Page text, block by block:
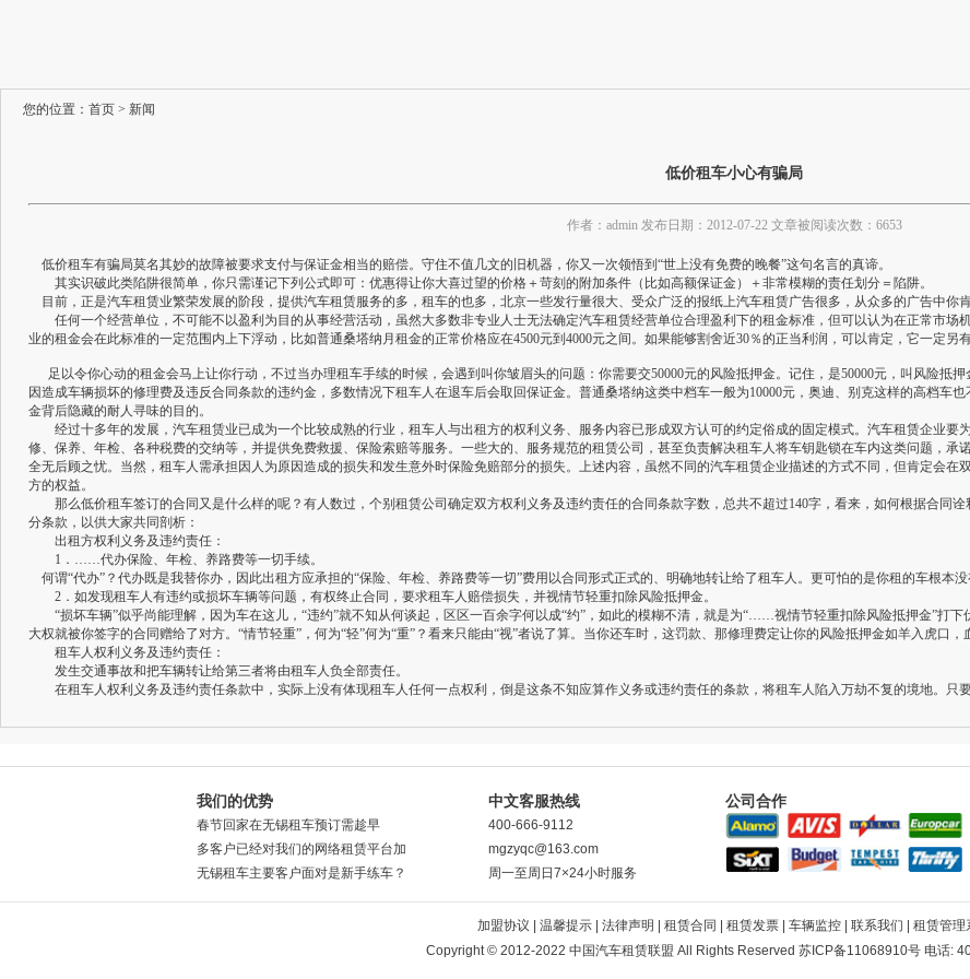
您的位置： 首页 > 新闻
低价租车小心有骗局
作者：admin 发布日期：2012-07-22 文章被阅读次数：6653
低价租车有骗局莫名其妙的故障被要求支付与保证金相当的赔偿。守住不值几文的旧机器，你又一次领悟到“世上没有免费的晚餐”这句名言的真谛。
其实识破此类陷阱很简单，你只需谨记下列公式即可：优惠得让你大喜过望的价格＋苛刻的附加条件（比如高额保证金）＋非常模糊的责任划分＝陷阱。
目前，正是汽车租赁业繁荣发展的阶段，提供汽车租赁服务的多，租车的也多，北京一些发行量很大、受众广泛的报纸上汽车租赁广告很多，从众多的广告中你
任何一个经营单位，不可能不以盈利为目的从事经营活动，虽然大多数非专业人士无法确定汽车租赁经营单位合理盈利下的租金标准，但可以认为在正常市场
业的租金会在此标准的一定范围内上下浮动，比如普通桑塔纳月租金的正常价格应在4500元到4000元之间。如果能够割舍近30％的正当利润，可以肯定，它一定
足以令你心动的租金会马上让你行动，不过当办理租车手续的时候，会遇到叫你皱眉头的问题：你需要交50000元的风险抵押金。记住，是50000元，叫风险抵
因造成车辆损坏的修理费及违反合同条款的违约金，多数情况下租车人在退车后会取回保证金。普通桑塔纳这类中档车一般为10000元，奥迪、别克这样的高档车
金背后隐藏的耐人寻味的目的。
经过十多年的发展，汽车租赁业已成为一个比较成熟的行业，租车人与出租方的权利义务、服务内容已形成双方认可的约定俗成的固定模式。汽车租赁企业要
修、保养、年检、各种税费的交纳等，并提供免费救援、保险索赔等服务。一些大的、服务规范的租赁公司，甚至负责解决租车人将车钥匙锁在车内这类问题，承
全无后顾之忧。当然，租车人需承担因人为原因造成的损失和发生意外时保险免赔部分的损失。上述内容，虽然不同的汽车租赁企业描述的方式不同，但肯定会
方的权益。
那么低价租车签订的合同又是什么样的呢？有人数过，个别租赁公司确定双方权利义务及违约责任的合同条款字数，总共不超过140字，看来，如何根据合同
分条款，以供大家共同剖析：
出租方权利义务及违约责任：
1．……代办保险、年检、养路费等一切手续。
何谓“代办”？代办既是我替你办，因此出租方应承担的“保险、年检、养路费等一切”费用以合同形式正式的、明确地转让给了租车人。更可怕的是你租的车根本
2．如发现租车人有违约或损坏车辆等问题，有权终止合同，要求租车人赔偿损失，并视情节轻重扣除风险抵押金。
“损坏车辆”似乎尚能理解，因为车在这儿，“违约”就不知从何谈起，区区一百余字何以成“约”，如此的模糊不清，就是为“……视情节轻重扣除风险抵押金”打下
大权就被你签字的合同赠给了对方。“情节轻重”，何为“轻”何为“重”？看来只能由“视”者说了算。当你还车时，这罚款、那修理费定让你的风险抵押金如羊入虎口，
租车人权利义务及违约责任：
发生交通事故和把车辆转让给第三者将由租车人负全部责任。
在租车人权利义务及违约责任条款中，实际上没有体现租车人任何一点权利，倒是这条不知应算作义务或违约责任的条款，将租车人陷入万劫不复的境地。只
我们的优势
春节回家在无锡租车预订需趁早
多客户已经对我们的网络租赁平台加
无锡租车主要客户面对是新手练车？
中文客服热线
400-666-9112
mgzyqc@163.com
周一至周日7×24小时服务
公司合作
加盟协议 温馨提示| 法律声明 租赁合同 租赁发票| 车辆监控| 联系我们
租赁管理
Copyright © 2012-2022 中国汽车租赁联盟 All Rights Reserved 苏ICP备11068910号 电话: